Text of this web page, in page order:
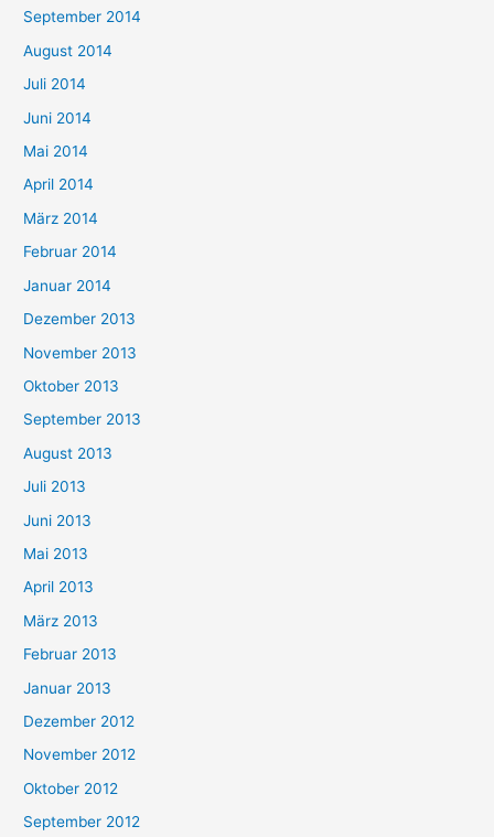
September 2014
August 2014
Juli 2014
Juni 2014
Mai 2014
April 2014
März 2014
Februar 2014
Januar 2014
Dezember 2013
November 2013
Oktober 2013
September 2013
August 2013
Juli 2013
Juni 2013
Mai 2013
April 2013
März 2013
Februar 2013
Januar 2013
Dezember 2012
November 2012
Oktober 2012
September 2012